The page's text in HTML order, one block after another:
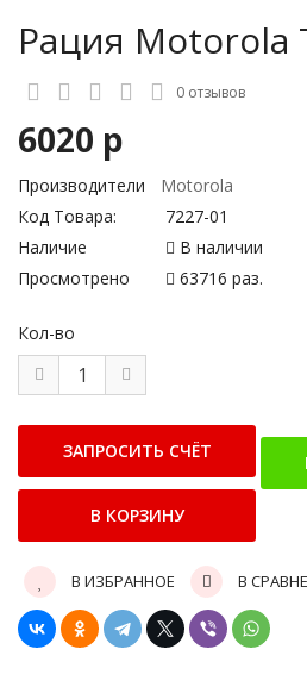
Рация Motorola
0 отзывов
6020 р
Производители
Motorola
Код Товара:
7227-01
Наличие
В наличии
Просмотрено
63716 раз.
Кол-во
В ИЗБРАННОЕ В